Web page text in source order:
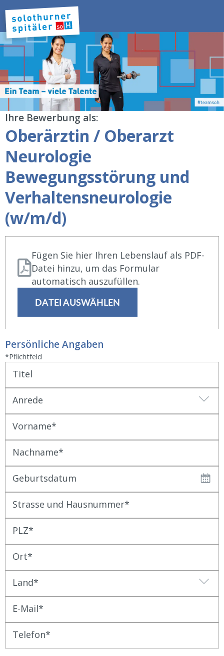
Ihre Bewerbung als:
Oberärztin / Oberarzt
Neurologie
Bewegungsstörung und
Verhaltensneurologie
(w/m/d)
Fügen Sie hier Ihren Lebenslauf als PDF-
Datei hinzu, um das Formular
automatisch auszufüllen.
DATEI AUSWÄHLEN
Persönliche Angaben
*Pflichtfeld
Titel
Anrede
Vorname
Nachname
Geburtsdatum
Strasse und Hausnummer
PLZ
Ort
Land
E-Mail
Telefon